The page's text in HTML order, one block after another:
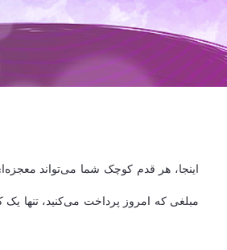
اینجا، هر قدم کوچک شما می‌تواند
مبلغی که امروز پرداخت می‌کنید، تنها